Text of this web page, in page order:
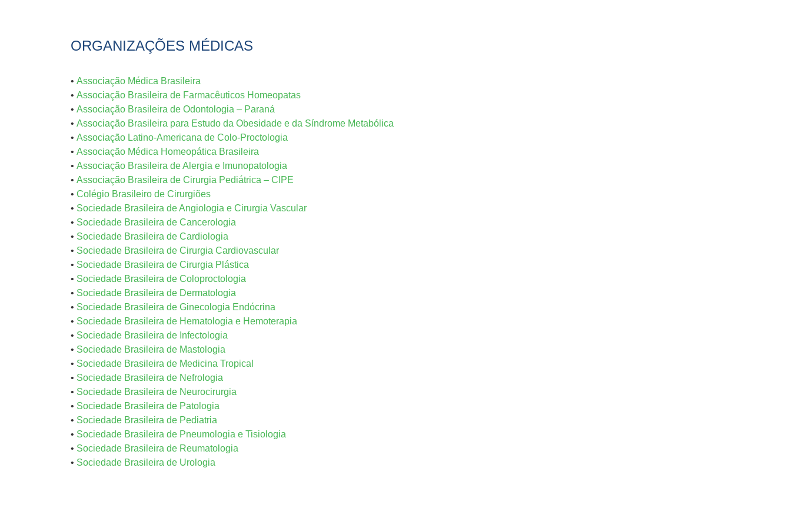
ORGANIZAÇÕES MÉDICAS
• Associação Médica Brasileira
• Associação Brasileira de Farmacêuticos Homeopatas
• Associação Brasileira de Odontologia – Paraná
• Associação Brasileira para Estudo da Obesidade e da Síndrome Metabólica
• Associação Latino-Americana de Colo-Proctologia
• Associação Médica Homeopática Brasileira
• Associação Brasileira de Alergia e Imunopatologia
• Associação Brasileira de Cirurgia Pediátrica – CIPE
• Colégio Brasileiro de Cirurgiões
• Sociedade Brasileira de Angiologia e Cirurgia Vascular
• Sociedade Brasileira de Cancerologia
• Sociedade Brasileira de Cardiologia
• Sociedade Brasileira de Cirurgia Cardiovascular
• Sociedade Brasileira de Cirurgia Plástica
• Sociedade Brasileira de Coloproctologia
• Sociedade Brasileira de Dermatologia
• Sociedade Brasileira de Ginecologia Endócrina
• Sociedade Brasileira de Hematologia e Hemoterapia
• Sociedade Brasileira de Infectologia
• Sociedade Brasileira de Mastologia
• Sociedade Brasileira de Medicina Tropical
• Sociedade Brasileira de Nefrologia
• Sociedade Brasileira de Neurocirurgia
• Sociedade Brasileira de Patologia
• Sociedade Brasileira de Pediatria
• Sociedade Brasileira de Pneumologia e Tisiologia
• Sociedade Brasileira de Reumatologia
• Sociedade Brasileira de Urologia